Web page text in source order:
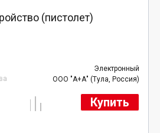
(пистолет)
Электронный
ООО "А+А" (Тула, Россия)
Купить